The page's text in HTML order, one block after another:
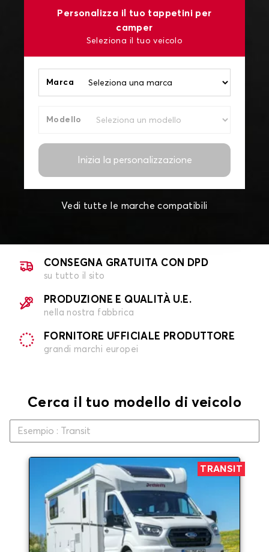
Personalizza il tuo tappetini per
camper
Seleziona il tuo veicolo
Marca
Modello
Inizia la personalizzazione
Vedi tutte le marche compatibili
CONSEGNA GRATUITA CON DPD
su tutto il sito
PRODUZIONE E QUALITÀ U.E.
nella nostra fabbrica
FORNITORE UFFICIALE PRODUTTORE
grandi marchi europei
Cerca il tuo modello di veicolo
TRANSIT